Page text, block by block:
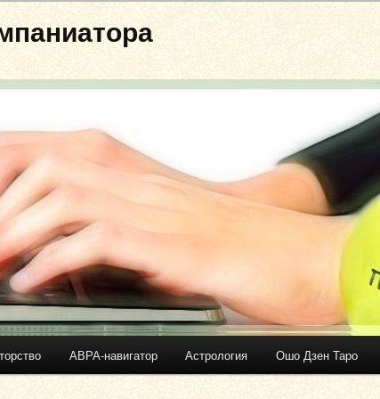
АВРА-навигатор Астрология Ошо Дзен Таро